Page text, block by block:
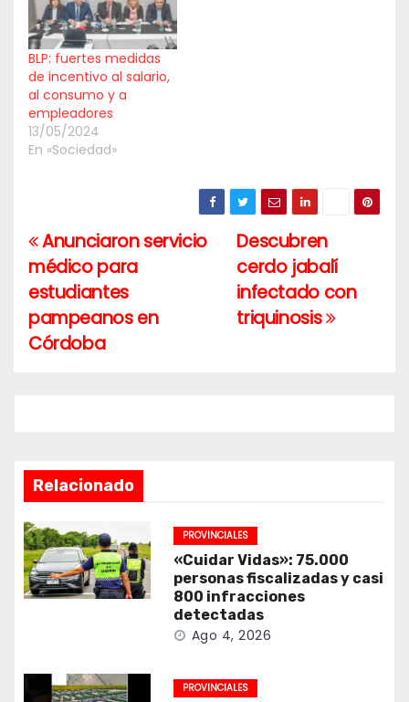
BLP: fuertes medidas
de incentivo al salario,
al consumo y a
empleadores
13/05/2024
En «Sociedad»
Navegación
de
entradas
Descubren
cerdo jabalí
infectado con
triquinosis
Anunciaron servicio
médico para
estudiantes
pampeanos en
Córdoba
Relacionado
PROVINCIALES
«Cuidar Vidas»: 75.000
personas fiscalizadas y casi
800 infracciones
detectadas
Ago 4, 2026
PROVINCIALES